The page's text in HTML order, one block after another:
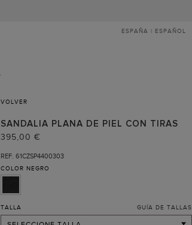
ESPAÑA | ESPAÑOL
VOLVER
SANDALIA PLANA DE PIEL CON TIRAS
395,00 €
REF. 61CZSP4400303
COLOR NEGRO
TALLA
35
36 (RECIBIR AVISO )
37
38 (RECIBIR AVISO )
39
40
GUÍA DE TALLAS